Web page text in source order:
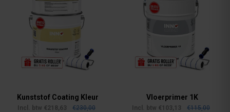
Kunststof Coating Kleur
Incl. btw €218,63 €230,00
Vloerprimer 1K
Incl. btw €103,13 €115,00